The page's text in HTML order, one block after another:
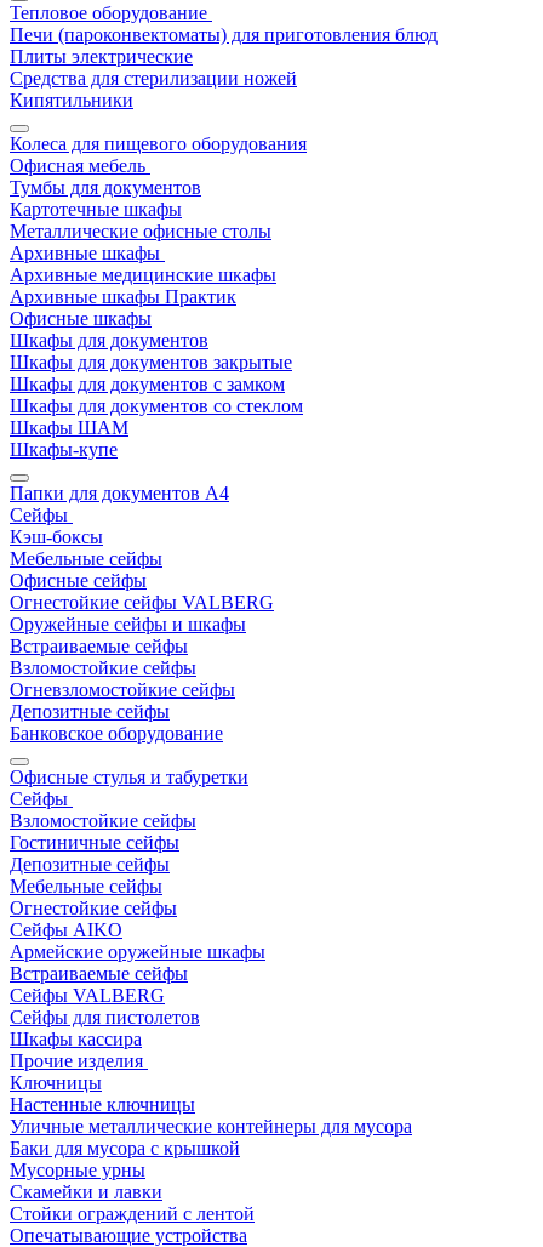
Тепловое оборудование
Печи (пароконвектоматы) для приготовления блюд
Плиты электрические
Средства для стерилизации ножей
Кипятильники
Колеса для пищевого оборудования
Офисная мебель
Тумбы для документов
Картотечные шкафы
Металлические офисные столы
Архивные шкафы
Архивные медицинские шкафы
Архивные шкафы Практик
Офисные шкафы
Шкафы для документов
Шкафы для документов закрытые
Шкафы для документов с замком
Шкафы для документов со стеклом
Шкафы ШАМ
Шкафы-купе
Папки для документов A4
Сейфы
Кэш-боксы
Мебельные сейфы
Офисные сейфы
Огнестойкие сейфы VALBERG
Оружейные сейфы и шкафы
Встраиваемые сейфы
Взломостойкие сейфы
Огневзломостойкие сейфы
Депозитные сейфы
Банковское оборудование
Офисные стулья и табуретки
Сейфы
Взломостойкие сейфы
Гостиничные сейфы
Депозитные сейфы
Мебельные сейфы
Огнестойкие сейфы
Сейфы AIKO
Армейские оружейные шкафы
Встраиваемые сейфы
Сейфы VALBERG
Сейфы для пистолетов
Шкафы кассира
Прочие изделия
Ключницы
Настенные ключницы
Уличные металлические контейнеры для мусора
Баки для мусора с крышкой
Мусорные урны
Скамейки и лавки
Стойки ограждений с лентой
Опечатывающие устройства